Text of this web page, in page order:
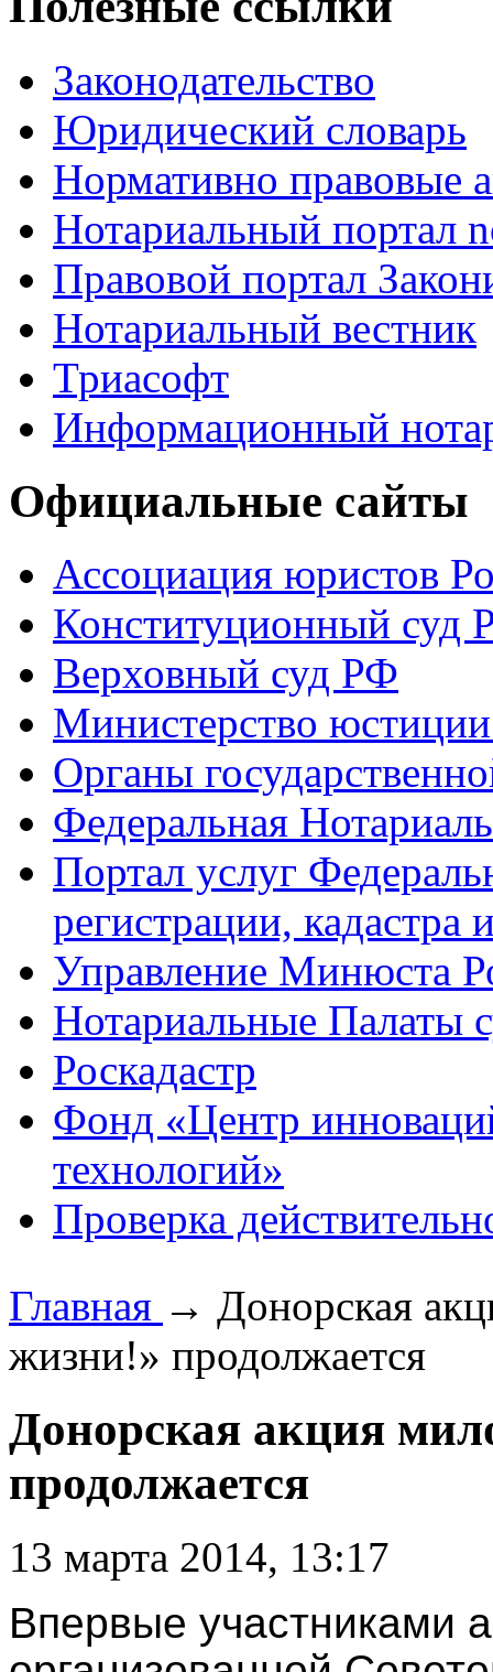
Законодательство
Юридический словарь
Нормативно правовые
Нотариальный портал
Правовой портал
Нотариальный вестник
Триасофт
Информационный
Официальные сайты
Ассоциация юристов
Конституционный суд
Верховный суд РФ
Министерство
Органы
Федеральная
Портал услуг
регистрации, кадастра
Управление Минюста
Нотариальные Палаты
Роскадастр
Фонд «Центр
технологий»
Проверка
Главная → Донорская
жизни!» продолжается
Донорская акция
продолжается
13 марта 2014, 13:17
Впервые участниками